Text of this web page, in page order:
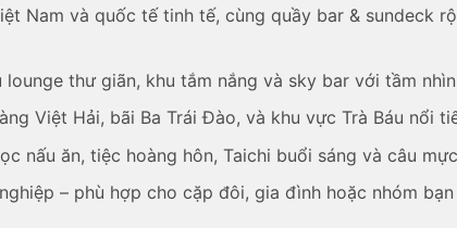
Nam và quốc tế tinh tế, cùng quầy bar & sundeck
thư giãn, khu tắm nắng và sky bar với tầm
Việt Hải, bãi Ba Trái Đào, và khu vực Trà Báu nổi
nấu ăn, tiệc hoàng hôn, Taichi buổi sáng và câu
– phù hợp cho cặp đôi, gia đình hoặc nhóm